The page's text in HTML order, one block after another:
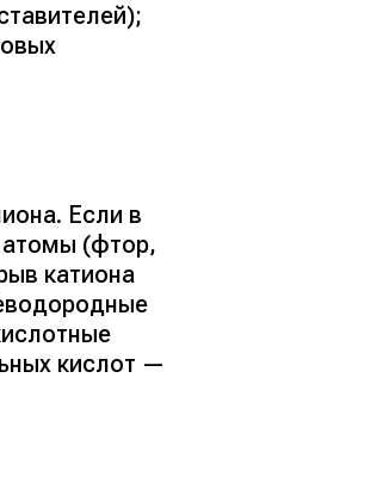
Если в
атомы (фтор,
катиона
кислот —